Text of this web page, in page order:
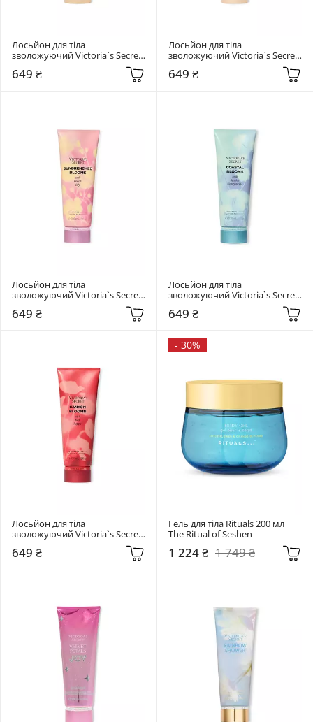
Лосьйон для тіла
зволожуючий Victoria`s Secret
649 ₴
Лосьйон для тіла
зволожуючий Victoria`s Secret
649 ₴
Лосьйон для тіла
зволожуючий Victoria`s Secret
236 мл  Sundrenched Blooms
649 ₴
Лосьйон для тіла
зволожуючий Victoria`s Secret
649 ₴
Лосьйон для тіла
зволожуючий Victoria`s Secret
649 ₴
- 30%
Гель для тіла Rituals 200 мл
The Ritual of Seshen
1 224 ₴ 1 749 ₴